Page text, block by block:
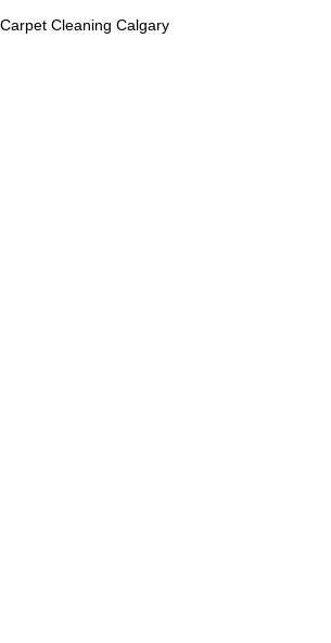
Carpet Cleaning Calgary